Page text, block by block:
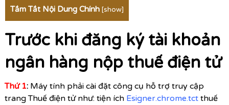
Tắm Tắt Nội Dung Chính [show]
Trước khi đăng ký tài khoản
ngân hàng nộp thuế điện tử
Thứ 1: Máy tính phải cài đặt công cụ hỗ trợ truy cập
trang Thuế điện tử như: tiện ích Esigner.chrome.tctthuế